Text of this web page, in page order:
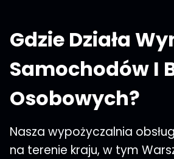
Gdzie Działa
Samochodów I
Osobowych?
Nasza wypożyczalnia
na terenie kraju, w tym